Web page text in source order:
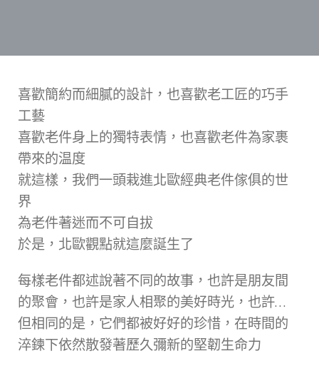
喜歡簡約而細膩的設計，也喜歡老工匠的巧手
工藝
喜歡老件身上的獨特表情，也喜歡老件為家裹
帶來的温度
就這樣，我們一頭栽進北歐經典老件傢俱的世
界
為老件著迷而不可自拔
於是，北歐觀點就這麼誕生了
每樣老件都述說著不同的故事，也許是朋友間
的聚會，也許是家人相聚的美好時光，也許…
但相同的是，它們都被好好的珍惜，在時間的
淬鍊下依然散發著歷久彌新的堅韌生命力